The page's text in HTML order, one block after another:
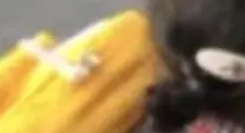
的质量新范
模化产业落地
能研发生产力
Testin XAge
产品。对CI
ADT
。Alex Fedos
说的东西不新
是和类型
事：这不是类
台 Clou